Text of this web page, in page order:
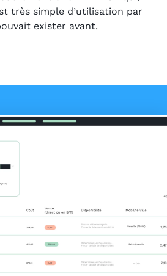
très simple d’utilisation par
exister avant.